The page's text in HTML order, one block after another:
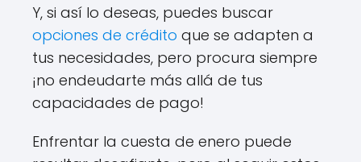
Y, si así lo deseas, puedes buscar
opciones de crédito que se adapten a
tus necesidades, pero procura siempre
¡no endeudarte más allá de tus
capacidades de pago!
Enfrentar la cuesta de enero puede